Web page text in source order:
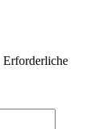
Erforderliche